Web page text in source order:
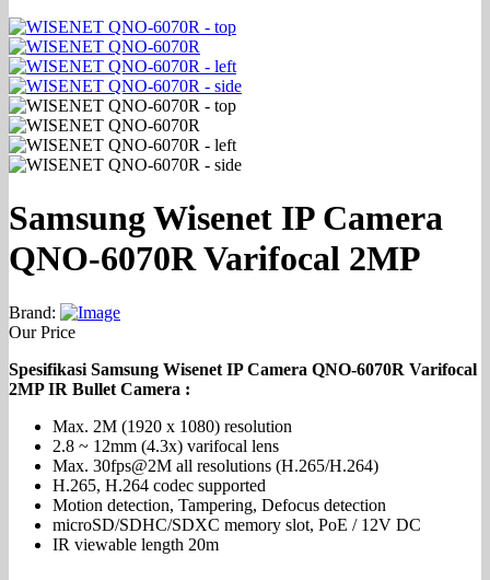
Samsung Wisenet IP Camera
QNO-6070R Varifocal 2MP
Brand:
Our Price
Spesifikasi Samsung Wisenet IP Camera QNO-6070R Varifocal
2MP IR Bullet Camera :
Max. 2M (1920 x 1080) resolution
2.8 ~ 12mm (4.3x) varifocal lens
Max. 30fps@2M all resolutions (H.265/H.264)
H.265, H.264 codec supported
Motion detection, Tampering, Defocus detection
microSD/SDHC/SDXC memory slot, PoE / 12V DC
IR viewable length 20m